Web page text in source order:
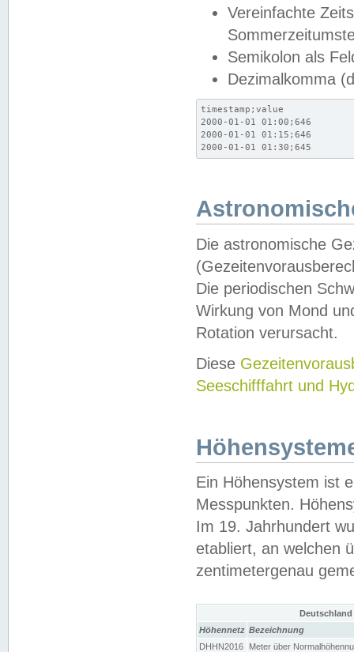
Vereinfachte
Semikolon als
Dezimalkomma
timestamp;value
2000-01-01 01:00;646
2000-01-01 01:15;646
2000-01-01 01:30;645
Die astronomische
Die periodischen
Wirkung von Mond
Rotation verursacht.
Diese
Seeschifffahrt und
Ein Höhensystem ist
Messpunkten.
Im 19. Jahrhundert
etabliert, an welchen
zentimetergenau
Höhennetz Bezeichnung
DHHN2016
Meter über